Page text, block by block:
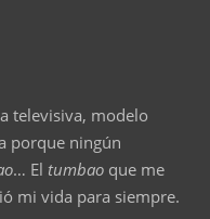
televisiva, modelo
porque ningún
… El tumbao que me
mi vida para siempre.